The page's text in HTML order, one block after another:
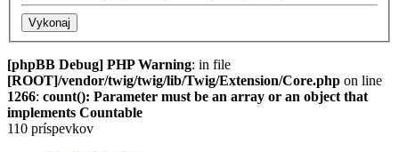
[phpBB Debug] PHP Warning: in file
[ROOT]/vendor/twig/twig/lib/Twig/Extension/Core.php on line
1266: count(): Parameter must be an array or an object that
implements Countable
110 príspevkov